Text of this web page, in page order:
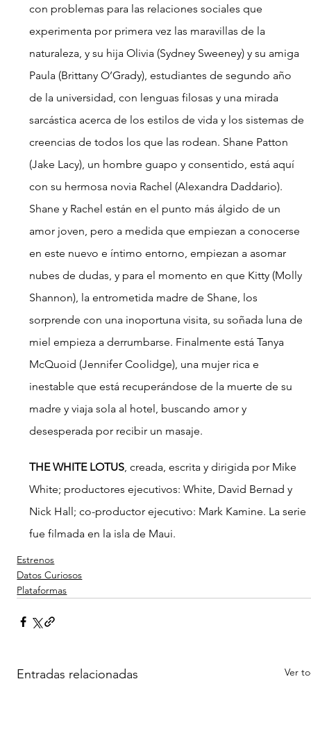
con problemas para las relaciones sociales que
experimenta por primera vez las maravillas de la
naturaleza, y su hija Olivia (Sydney Sweeney) y su amiga
Paula (Brittany O’Grady), estudiantes de segundo año
de la universidad, con lenguas filosas y una mirada
sarcástica acerca de los estilos de vida y los sistemas de
creencias de todos los que las rodean. Shane Patton
(Jake Lacy), un hombre guapo y consentido, está aquí
con su hermosa novia Rachel (Alexandra Daddario).
Shane y Rachel están en el punto más álgido de un
amor joven, pero a medida que empiezan a conocerse
en este nuevo e íntimo entorno, empiezan a asomar
nubes de dudas, y para el momento en que Kitty (Molly
Shannon), la entrometida madre de Shane, los
sorprende con una inoportuna visita, su soñada luna de
miel empieza a derrumbarse. Finalmente está Tanya
McQuoid (Jennifer Coolidge), una mujer rica e
inestable que está recuperándose de la muerte de su
madre y viaja sola al hotel, buscando amor y
desesperada por recibir un masaje.
THE WHITE LOTUS, creada, escrita y dirigida por Mike
White; productores ejecutivos: White, David Bernad y
Nick Hall; co-productor ejecutivo: Mark Kamine. La serie
fue filmada en la isla de Maui.
Estrenos
Datos Curiosos
Plataformas
Entradas relacionadas Ver